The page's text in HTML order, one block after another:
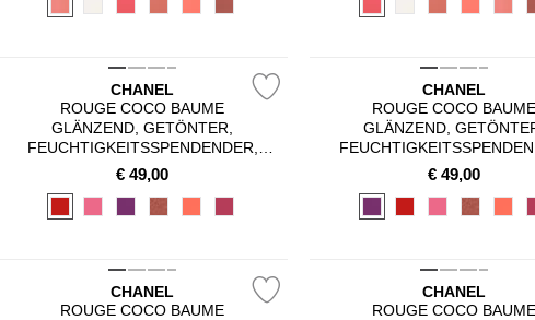
WUNDERSCHÖNE LIPPEN
WUNDERSCHÖNE
CHANEL
ROUGE COCO BAUME
GLÄNZEND, GETÖNTER,
FEUCHTIGKEITSSPENDENDER,
VERSCHÖNERNDER LIPPENBALSAM
MIT INDIVIDUELLER FARBINTENSITÄT
€49,00
CHANEL
ROUGE COCO BAUME
GLÄNZEND,
VERSCHÖNERNDER
MIT INDIVIDUELLER
€49,00
CHANEL
ROUGE COCO BAUME
CHANEL
ROUGE COCO BAUME